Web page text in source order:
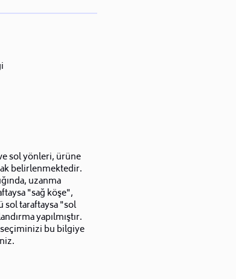
sol yönleri, ürüne
belirlenmektedir.
uzanma
"sağ köşe",
sol taraftaysa "sol
yapılmıştır.
bu bilgiye